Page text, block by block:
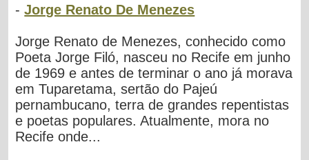
-Jorge Renato De Menezes
Jorge Renato de Menezes, conhecido como
Poeta Jorge Filó, nasceu no Recife em junho
de 1969 e antes de terminar o ano já morava
em Tuparetama, sertão do Pajeú
pernambucano, terra de grandes repentistas
e poetas populares. Atualmente, mora no
Recife onde...